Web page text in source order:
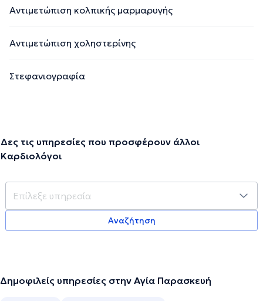
Αντιμετώπιση κολπικής μαρμαρυγής
Αντιμετώπιση χοληστερίνης
Στεφανιογραφία
Δες τις υπηρεσίες που προσφέρουν άλλοι
Καρδιολόγοι
Αναζήτηση
Δημοφιλείς υπηρεσίες στην Αγία Παρασκευή